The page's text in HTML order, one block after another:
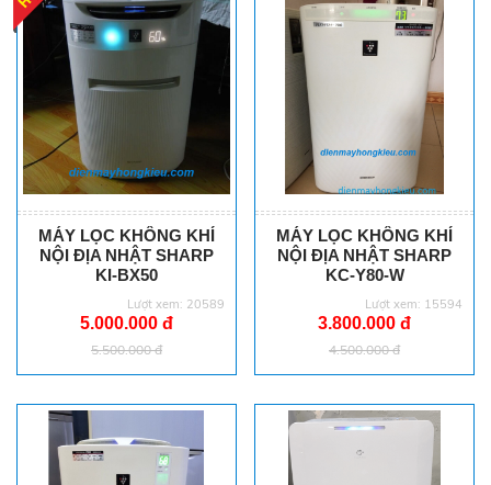
MÁY LỌC KHÔNG KHÍ
NỘI ĐỊA NHẬT SHARP
KI-BX50
Lượt xem: 20589
5.000.000 đ
5.500.000 đ
MÁY LỌC KHÔNG KHÍ
NỘI ĐỊA NHẬT SHARP
KC-Y80-W
Lượt xem: 15594
3.800.000 đ
4.500.000 đ